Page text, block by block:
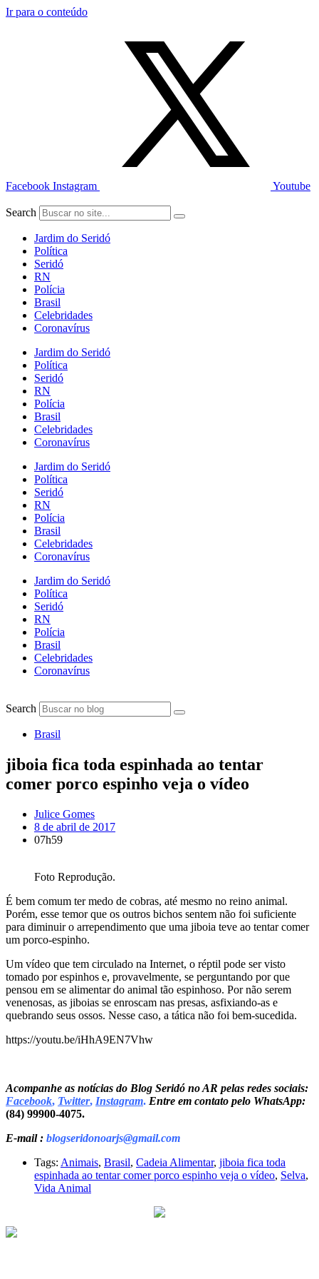
Ir para o conteúdo
Facebook Instagram Youtube
Search
Jardim do Seridó
Política
Seridó
RN
Polícia
Brasil
Celebridades
Coronavírus
Jardim do Seridó
Política
Seridó
RN
Polícia
Brasil
Celebridades
Coronavírus
Jardim do Seridó
Política
Seridó
RN
Polícia
Brasil
Celebridades
Coronavírus
Jardim do Seridó
Política
Seridó
RN
Polícia
Brasil
Celebridades
Coronavírus
Search
Brasil
jiboia fica toda espinhada ao tentar
comer porco espinho veja o vídeo
Julice Gomes
8 de abril de 2017
07h59
Foto Reprodução.
É bem comum ter medo de cobras, até mesmo no reino animal.
Porém, esse temor que os outros bichos sentem não foi suficiente
para diminuir o arrependimento que uma jiboia teve ao tentar comer
um porco-espinho.
Um vídeo que tem circulado na Internet, o réptil pode ser visto
tomado por espinhos e, provavelmente, se perguntando por que
pensou em se alimentar do animal tão espinhoso. Por não serem
venenosas, as jiboias se enroscam nas presas, asfixiando-as e
quebrando seus ossos. Nesse caso, a tática não foi bem-sucedida.
https://youtu.be/iHhA9EN7Vhw
Acompanhe as notícias do Blog Seridó no AR pelas redes sociais:
Facebook, Twitter, Instagram. Entre em contato pelo WhatsApp:
(84) 99900-4075.
E-mail : blogseridonoarjs@gmail.com
Tags: Animais, Brasil, Cadeia Alimentar, jiboia fica toda
espinhada ao tentar comer porco espinho veja o vídeo, Selva,
Vida Animal